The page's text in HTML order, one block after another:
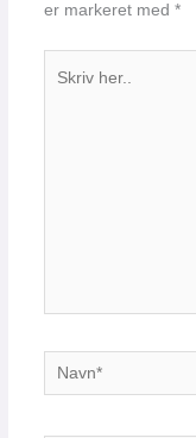
er markeret med *
Navn*